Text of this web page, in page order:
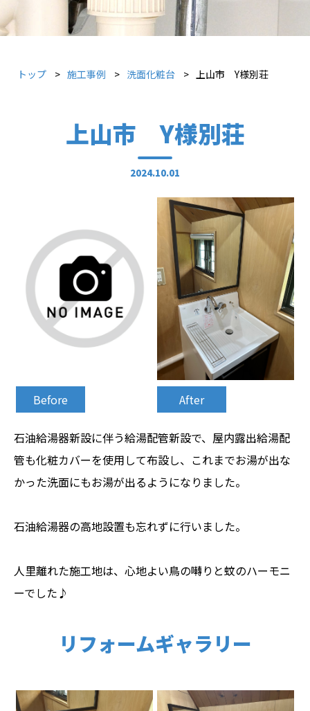
トップ 施工事例 洗面化粧台 上山市 Y様別荘
上山市 Y様別荘
2024.10.01
Before After
石油給湯器新設に伴う給湯配管新設で、屋内露出給湯配
管も化粧カバーを使用して布設し、これまでお湯が出な
かった洗面にもお湯が出るようになりました。
石油給湯器の高地設置も忘れずに行いました。
人里離れた施工地は、心地よい鳥の囀りと蚊のハーモニ
ーでした♪
リフォームギャラリー